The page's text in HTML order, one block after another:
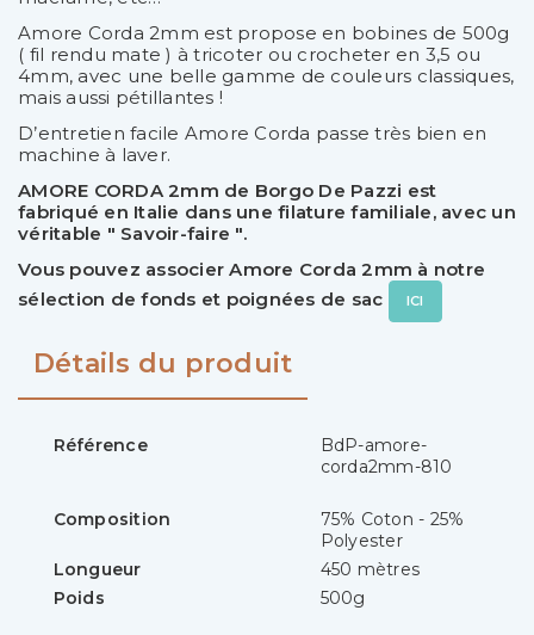
Amore Corda 2mm est propose en bobines de 500g
( fil rendu mate ) à tricoter ou crocheter en 3,5 ou
4mm, avec une belle gamme de couleurs classiques,
mais aussi pétillantes !
D’entretien facile Amore Corda passe très bien en
machine à laver.
AMORE CORDA 2mm de Borgo De Pazzi est
fabriqué en Italie dans une filature familiale, avec un
véritable " Savoir-faire ".
Vous pouvez associer Amore Corda 2mm à notre
sélection de fonds et poignées de sac
ICI
Détails du produit
Référence
BdP-amore-
corda2mm-810
Composition
75% Coton - 25%
Polyester
Longueur
450 mètres
Poids
500g